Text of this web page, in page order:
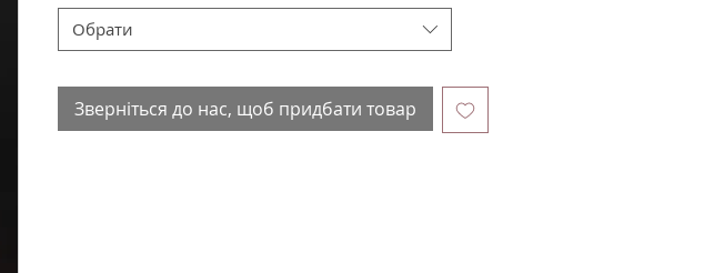
Обрати
Зверніться до нас, щоб придбати товар